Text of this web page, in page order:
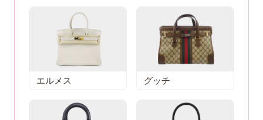
エルメス グッチ